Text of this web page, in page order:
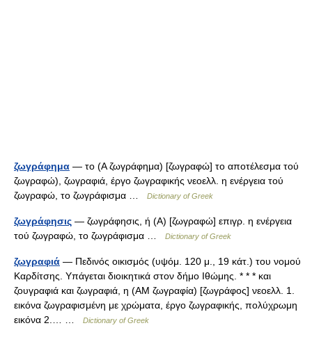
ζωγράφημα — το (Α ζωγράφημα) [ζωγραφώ] το αποτέλεσμα τού
ζωγραφώ), ζωγραφιά, έργο ζωγραφικής νεοελλ. η ενέργεια τού
ζωγραφώ, το ζωγράφισμα …
Dictionary of Greek
ζωγράφησις — ζωγράφησις, ή (Α) [ζωγραφώ] επιγρ. η ενέργεια
τού ζωγραφώ, το ζωγράφισμα …
Dictionary of Greek
ζωγραφιά — Πεδινός οικισμός (υψόμ. 120 μ., 19 κάτ.) του νομού
Καρδίτσης. Υπάγεται διοικητικά στον δήμο Ιθώμης. * * * και
ζουγραφιά και ζωγραφιά, η (AM ζωγραφία) [ζωγράφος] νεοελλ. 1.
εικόνα ζωγραφισμένη με χρώματα, έργο ζωγραφικής, πολύχρωμη
εικόνα 2.… …
Dictionary of Greek